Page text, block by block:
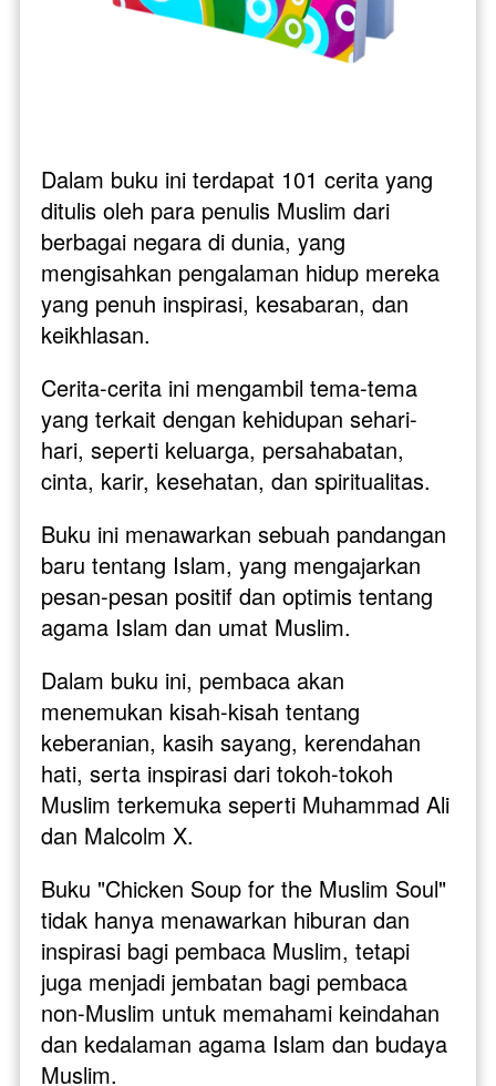
Dalam buku ini terdapat 101 cerita yang
ditulis oleh para penulis Muslim dari
berbagai negara di dunia, yang
mengisahkan pengalaman hidup mereka
yang penuh inspirasi, kesabaran, dan
keikhlasan.
Cerita-cerita ini mengambil tema-tema
yang terkait dengan kehidupan sehari-
hari, seperti keluarga, persahabatan,
cinta, karir, kesehatan, dan spiritualitas.
Buku ini menawarkan sebuah pandangan
baru tentang Islam, yang mengajarkan
pesan-pesan positif dan optimis tentang
agama Islam dan umat Muslim.
Dalam buku ini, pembaca akan
menemukan kisah-kisah tentang
keberanian, kasih sayang, kerendahan
hati, serta inspirasi dari tokoh-tokoh
Muslim terkemuka seperti Muhammad Ali
dan Malcolm X.
Buku "Chicken Soup for the Muslim Soul"
tidak hanya menawarkan hiburan dan
inspirasi bagi pembaca Muslim, tetapi
juga menjadi jembatan bagi pembaca
non-Muslim untuk memahami keindahan
dan kedalaman agama Islam dan budaya
Muslim.